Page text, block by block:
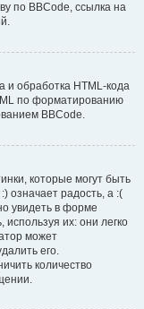
по BBCode, ссылка на
и обработка HTML-кода
по форматированию
BBCode.
которые могут быть
означает радость, а :(
увидеть в форме
их: они легко
может
его.
количество